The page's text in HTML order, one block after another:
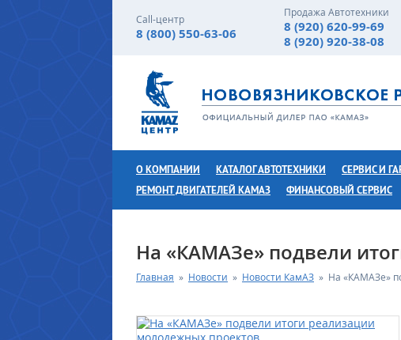
Call-центр
8 (800) 550-63-06
Продажа Автотехники
8 (920) 620-99-69
8 (920) 920-38-08
О КОМПАНИИ КАТАЛОГ АВТОТЕХНИКИ СЕРВИС И
РЕМОНТ ДВИГАТЕЛЕЙ КАМАЗ
ФИНАНСОВЫЙ СЕРВИС
На «КАМАЗе» подвели
Главная » Новости » Новости КамАЗ » На «КАМАЗе»